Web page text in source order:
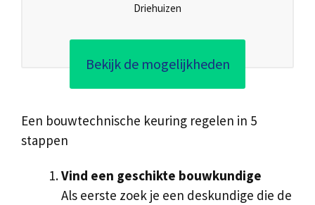
Driehuizen
Bekijk de mogelijkheden
Een bouwtechnische keuring regelen in 5
stappen
Vind een geschikte bouwkundige
Als eerste zoek je een deskundige die de